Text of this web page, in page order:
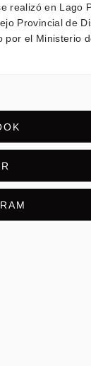
realizó en Lago
Provincial de
por el Ministerio